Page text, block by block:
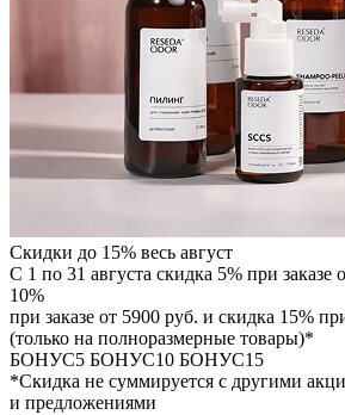
Скидки до 15% весь август
С 1 по 31 августа скидка 5% при заказе
10%
при заказе от 5900 руб. и скидка 15%
(только на полноразмерные товары)*
БОНУС5 БОНУС10 БОНУС15
*Скидка не суммируется с другими
и предложениями